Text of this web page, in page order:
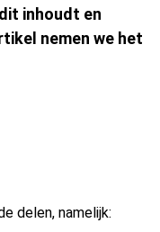
inhoudt en
nemen we het
delen, namelijk: